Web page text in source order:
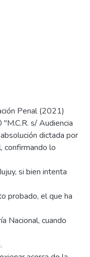
Penal (2021)
s/ Audiencia
dictada por
confirmando lo
si bien intenta
probado, el que ha
Nacional, cuando